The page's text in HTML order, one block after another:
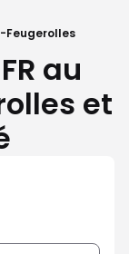
Feugerolles
au
et